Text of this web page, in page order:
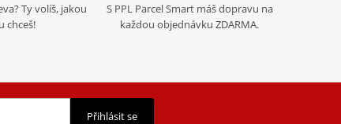
Ty volíš, jakou
chceš!
S PPL Parcel Smart máš dopravu na
každou objednávku ZDARMA.
Přihlásit se